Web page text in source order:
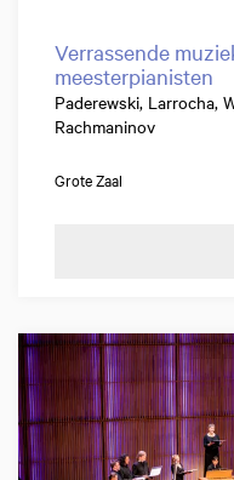
Verrassende
meesterpianisten
Paderewski, Larrocha,
Rachmaninov
Grote Zaal